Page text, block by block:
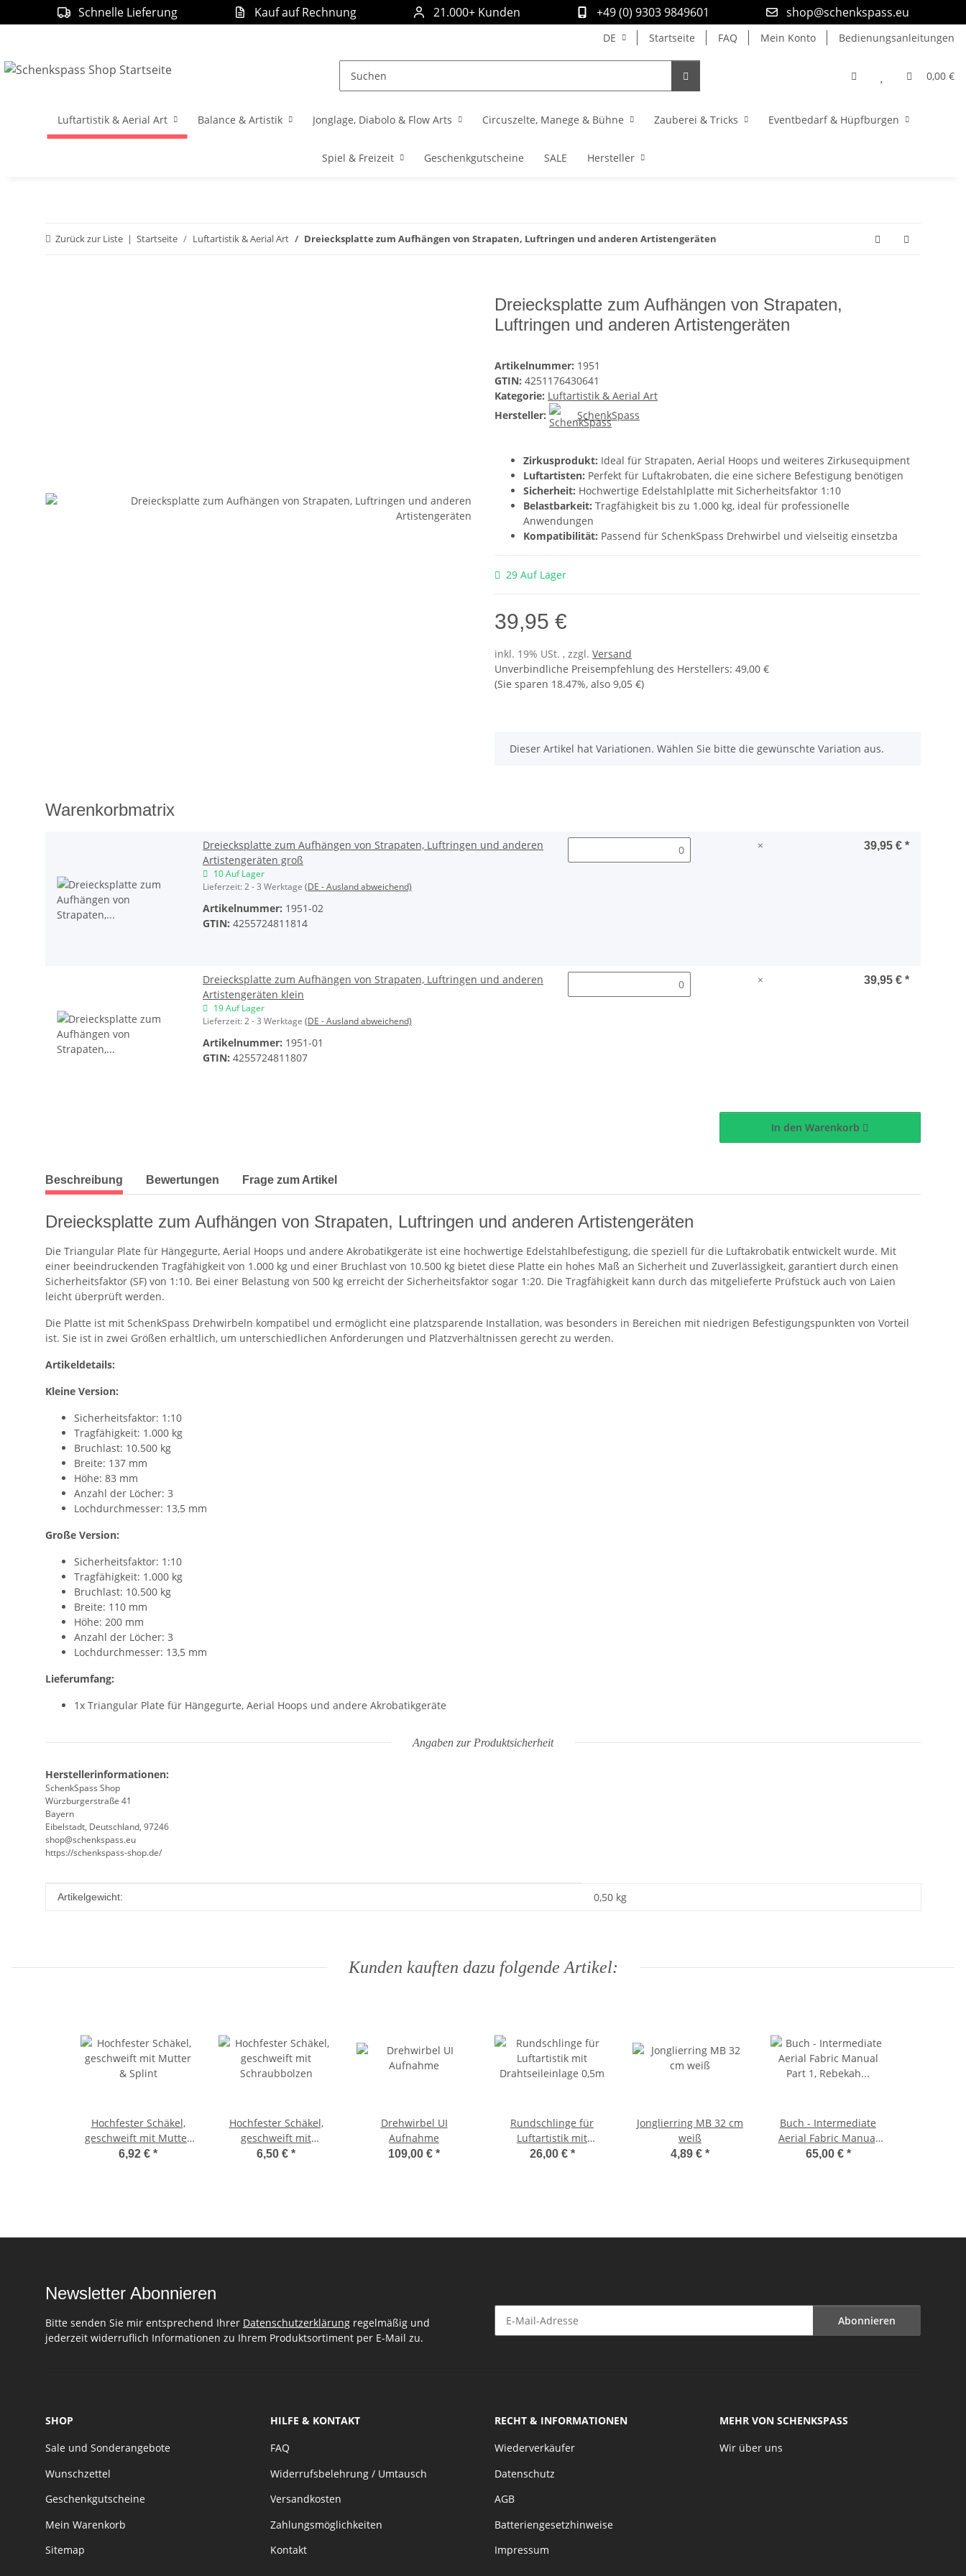
Schnelle Lieferung Kauf auf Rechnung 21.000+ Kunden +49 (0) 9303 9849601 shop@schenkspass.eu
DE Startseite FAQ Mein Konto Bedienungsanleitungen
0,00 €
Luftartistik & Aerial Art Balance & Artistik Jonglage, Diabolo & Flow Arts Circuszelte, Manege & Bühne Zauberei & Tricks Eventbedarf & Hüpfburgen
Spiel & Freizeit Geschenkgutscheine SALE Hersteller
Zurück zur Liste Startseite Luftartistik & Aerial Art Dreiecksplatte zum Aufhängen von Strapaten, Luftringen und anderen Artistengeräten
Dreiecksplatte zum Aufhängen von Strapaten,
Luftringen und anderen Artistengeräten
Artikelnummer: 1951
GTIN: 4251176430641
Kategorie: Luftartistik & Aerial Art
Hersteller:
SchenkSpass
Zirkusprodukt: Ideal für Strapaten, Aerial Hoops und weiteres Zirkusequipment
Luftartisten: Perfekt für Luftakrobaten, die eine sichere Befestigung benötigen
Sicherheit: Hochwertige Edelstahlplatte mit Sicherheitsfaktor 1:10
Belastbarkeit: Tragfähigkeit bis zu 1.000 kg, ideal für professionelle
Anwendungen
Kompatibilität: Passend für SchenkSpass Drehwirbel und vielseitig einsetzba
29 Auf Lager
39,95 €
inkl. 19% USt. , zzgl. Versand
Unverbindliche Preisempfehlung des Herstellers: 49,00 €
(Sie sparen 18.47%, also 9,05 €)
x
Dieser Artikel hat Variationen. Wählen Sie bitte die gewünschte Variation aus.
Warenkorbmatrix
Dreiecksplatte zum Aufhängen von Strapaten, Luftringen und anderen
Artistengeräten groß
10 Auf Lager
Lieferzeit:2 - 3 Werktage (DE - Ausland abweichend)
Artikelnummer: 1951-02
GTIN: 4255724811814
× 39,95 € *
Dreiecksplatte zum Aufhängen von Strapaten, Luftringen und anderen
Artistengeräten klein
19 Auf Lager
Lieferzeit:2 - 3 Werktage (DE - Ausland abweichend)
Artikelnummer: 1951-01
GTIN: 4255724811807
× 39,95 € *
In den Warenkorb
weitere Registerkarten anzeigen
Beschreibung Bewertungen Frage zum Artikel
Dreiecksplatte zum Aufhängen von Strapaten, Luftringen und anderen Artistengeräten
Die Triangular Plate für Hängegurte, Aerial Hoops und andere Akrobatikgeräte ist eine hochwertige Edelstahlbefestigung, die speziell für die Luftakrobatik entwickelt wurde. Mit
einer beeindruckenden Tragfähigkeit von 1.000 kg und einer Bruchlast von 10.500 kg bietet diese Platte ein hohes Maß an Sicherheit und Zuverlässigkeit, garantiert durch einen
Sicherheitsfaktor (SF) von 1:10. Bei einer Belastung von 500 kg erreicht der Sicherheitsfaktor sogar 1:20. Die Tragfähigkeit kann durch das mitgelieferte Prüfstück auch von Laien
leicht überprüft werden.
Die Platte ist mit SchenkSpass Drehwirbeln kompatibel und ermöglicht eine platzsparende Installation, was besonders in Bereichen mit niedrigen Befestigungspunkten von Vorteil
ist. Sie ist in zwei Größen erhältlich, um unterschiedlichen Anforderungen und Platzverhältnissen gerecht zu werden.
Artikeldetails:
Kleine Version:
Sicherheitsfaktor: 1:10
Tragfähigkeit: 1.000 kg
Bruchlast: 10.500 kg
Breite: 137 mm
Höhe: 83 mm
Anzahl der Löcher: 3
Lochdurchmesser: 13,5 mm
Große Version:
Sicherheitsfaktor: 1:10
Tragfähigkeit: 1.000 kg
Bruchlast: 10.500 kg
Breite: 110 mm
Höhe: 200 mm
Anzahl der Löcher: 3
Lochdurchmesser: 13,5 mm
Lieferumfang:
1x Triangular Plate für Hängegurte, Aerial Hoops und andere Akrobatikgeräte
Angaben zur Produktsicherheit
Herstellerinformationen:
SchenkSpass Shop
Würzburgerstraße 41
Bayern
Eibelstadt, Deutschland, 97246
shop@schenkspass.eu
https://schenkspass-shop.de/
Produkteigenschaft
Wert
Artikelgewicht: 0,50 kg
Kunden kauften dazu folgende Artikel:
Hochfester Schäkel,
geschweift mit Mutter
& Splint
6,92 € *
Hochfester Schäkel,
geschweift mit
Schraubbolzen
6,50 € *
Drehwirbel UI
Aufnahme
109,00 € *
Rundschlinge für
Luftartistik mit
Drahtseileinlage 0,5m
26,00 € *
Jonglierring MB 32 cm
weiß
4,89 € *
Buch - Intermediate
Aerial Fabric Manual
Part 1, Rebekah Leach
65,00 € *
Newsletter Abonnieren
Bitte senden Sie mir entsprechend Ihrer Datenschutzerklärung regelmäßig und
jederzeit widerruflich Informationen zu Ihrem Produktsortiment per E-Mail zu.
Abonnieren
SHOP
Sale und Sonderangebote
Wunschzettel
Geschenkgutscheine
Mein Warenkorb
Sitemap
HILFE & KONTAKT
FAQ
Widerrufsbelehrung / Umtausch
Versandkosten
Zahlungsmöglichkeiten
Kontakt
RECHT & INFORMATIONEN
Wiederverkäufer
Datenschutz
AGB
Batteriengesetzhinweise
Impressum
MEHR VON SCHENKSPASS
Wir über uns